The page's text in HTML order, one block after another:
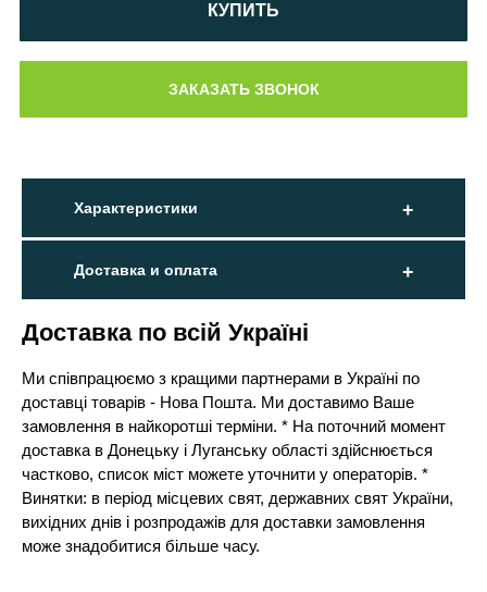
КУПИТЬ
Характеристики
Доставка и оплата
Доставка по всій Україні
Ми співпрацюємо з кращими партнерами в Україні по
доставці товарів - Нова Пошта. Ми доставимо Ваше
замовлення в найкоротші терміни. * На поточний момент
доставка в Донецьку і Луганську області здійснюється
частково, список міст можете уточнити у операторів. *
Винятки: в період місцевих свят, державних свят України,
вихідних днів і розпродажів для доставки замовлення
може знадобитися більше часу.